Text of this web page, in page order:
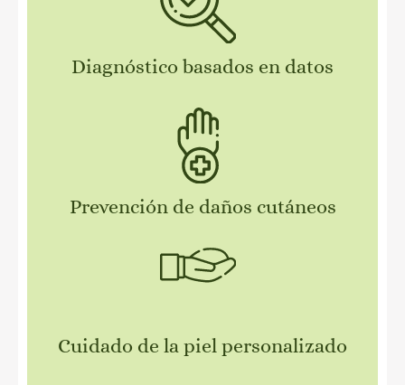
Diagnóstico basados en datos
Prevención de daños cutáneos
Cuidado de la piel personalizado